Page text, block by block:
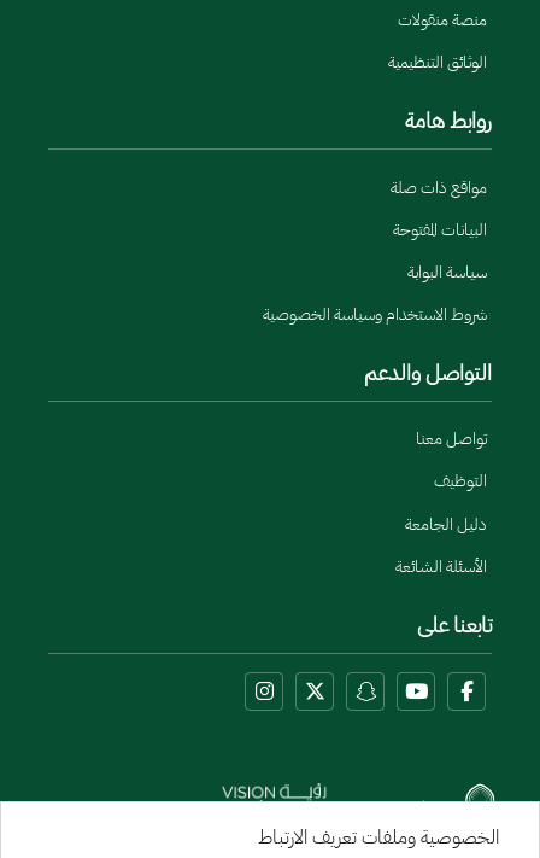
منصة منقولات
الوثائق التنظيمية
روابط هامة
مواقع ذات صلة
البيانات المفتوحة
سياسة البوابة
شروط الاستخدام وسياسة الخصوصية
التواصل والدعم
تواصل معنا
التوظيف
دليل الجامعة
الأسئلة الشائعة
تابعنا على
الخصوصية وملفات تعريف الارتباط